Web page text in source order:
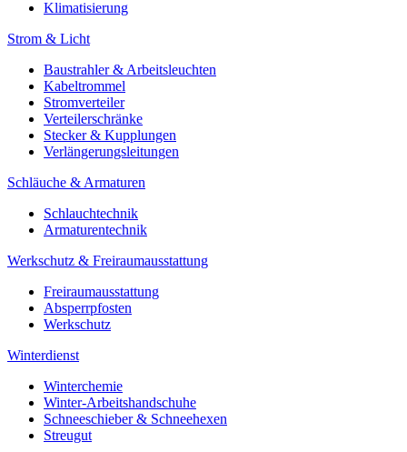
Klimatisierung
Strom & Licht
Baustrahler & Arbeitsleuchten
Kabeltrommel
Stromverteiler
Verteilerschränke
Stecker & Kupplungen
Verlängerungs­leitungen
Schläuche & Armaturen
Schlauchtechnik
Armaturentechnik
Werkschutz & Freiraumausstattung
Freiraumausstattung
Absperrpfosten
Werkschutz
Winterdienst
Winterchemie
Winter-Arbeitshandschuhe
Schneeschieber & Schneehexen
Streugut